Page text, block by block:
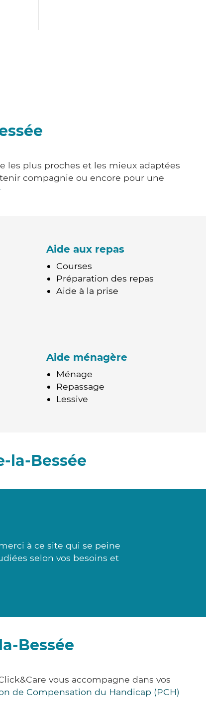
les plus proches et les mieux adaptées
compagnie ou encore pour une
Aide aux repas
Courses
Préparation des repas
Aide à la prise
Aide ménagère
Ménage
Repassage
Lessive
la-Bessée
à ce site qui se peine
selon vos besoins et
Bessée
vous accompagne dans vos
de Compensation du Handicap (PCH)